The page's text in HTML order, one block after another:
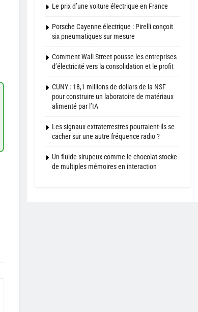
Le prix d’une voiture électrique en France
Porsche Cayenne électrique : Pirelli conçoit
six pneumatiques sur mesure
Comment Wall Street pousse les entreprises
d’électricité vers la consolidation et le profit
CUNY : 18,1 millions de dollars de la NSF
pour construire un laboratoire de matériaux
alimenté par l’IA
Les signaux extraterrestres pourraient-ils se
cacher sur une autre fréquence radio ?
Un fluide sirupeux comme le chocolat stocke
de multiples mémoires en interaction